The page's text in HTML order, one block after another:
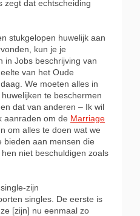
zegt dat echtscheiding
stukgelopen huwelijk aan
kun je je
in Jobs beschrijving van
van het Oude
We moeten alles in
te beschermen
dat van anderen – Ik wil
aanraden om de Marriage
om alles te doen wat we
bieden aan mensen die
niet beschuldigen zoals
zijn
singles. De eerste is
[zijn] nu eenmaal zo